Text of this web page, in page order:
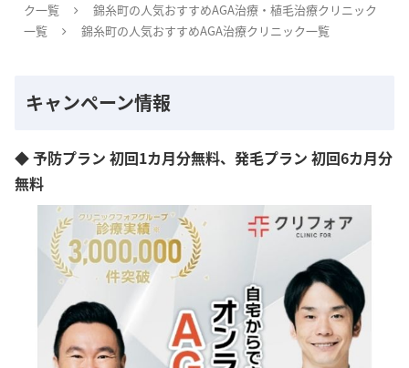
ク一覧
錦糸町の人気おすすめAGA治療・植毛治療クリニック
一覧
錦糸町の人気おすすめAGA治療クリニック一覧
キャンペーン情報
◆ 予防プラン 初回1カ月分無料、発毛プラン 初回6カ月分
無料